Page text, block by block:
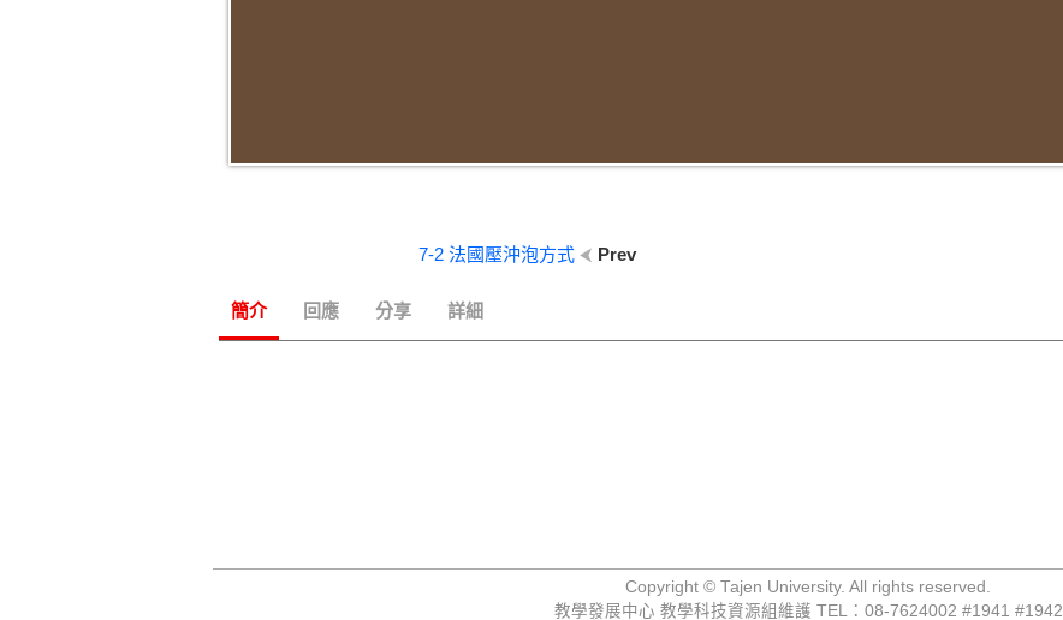
Prev
7-2 法國壓沖泡方式
簡介 回應 分享 詳細
Copyright © Tajen University. All rights reserved.
教學發展中心 教學科技資源組維護 TEL：08-7624002 #1941 #1942